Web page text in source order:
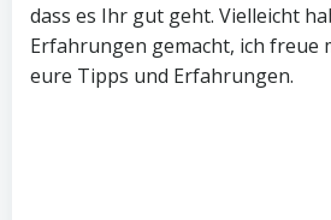
dass es Ihr gut geht. Vielleicht
Erfahrungen gemacht, ich freue
eure Tipps und Erfahrungen.